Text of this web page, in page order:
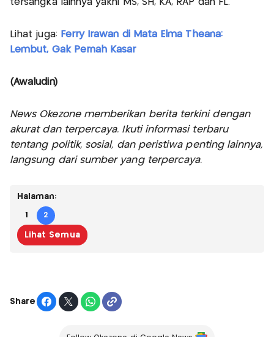
tersangka lainnya yakni MS, SH, KA, RAP dan FL.
Lihat juga: Ferry Irawan di Mata Elma Theana:
Lembut, Gak Pernah Kasar
(Awaludin)
News Okezone memberikan berita terkini dengan
akurat dan terpercaya. Ikuti informasi terbaru
tentang politik, sosial, dan peristiwa penting lainnya,
langsung dari sumber yang terpercaya.
Halaman:
1 2
Lihat Semua
Share